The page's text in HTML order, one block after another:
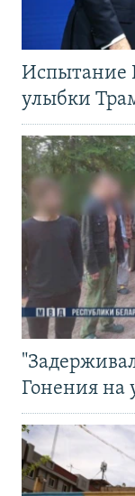
Испытание
улыбки
Гонения на